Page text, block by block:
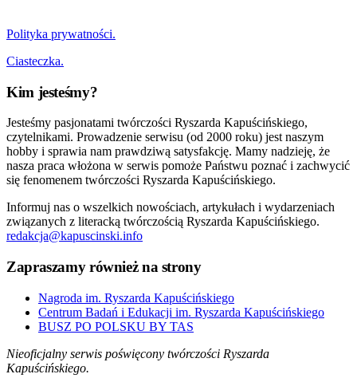
Polityka prywatności.
Ciasteczka.
Kim jesteśmy?
Jesteśmy pasjonatami twórczości Ryszarda Kapuścińskiego,
czytelnikami. Prowadzenie serwisu (od 2000 roku) jest naszym
hobby i sprawia nam prawdziwą satysfakcję. Mamy nadzieję, że
nasza praca włożona w serwis pomoże Państwu poznać i zachwycić
się fenomenem twórczości Ryszarda Kapuścińskiego.
Informuj nas o wszelkich nowościach, artykułach i wydarzeniach
związanych z literacką twórczością Ryszarda Kapuścińskiego.
redakcja@kapuscinski.info
Zapraszamy również na strony
Nagroda im. Ryszarda Kapuścińskiego
Centrum Badań i Edukacji im. Ryszarda Kapuścińskiego
BUSZ PO POLSKU BY TAS
Nieoficjalny serwis poświęcony twórczości Ryszarda
Kapuścińskiego.